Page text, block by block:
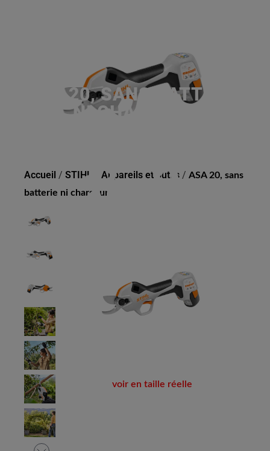
ASA 20, SANS BATTERIE
NI CHARGEUR
Accueil / STIHL Appareils et outils / ASA 20, sans
batterie ni chargeur
voir en taille réelle